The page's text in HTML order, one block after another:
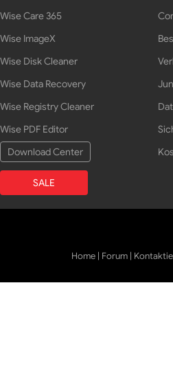
Wise Care 365
Wise ImageX
Wise Disk Cleaner
Wise Data Recovery
Wise Registry Cleaner
Wise PDF Editor
Download Center
SALE
Home | Forum |